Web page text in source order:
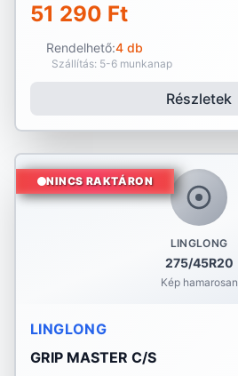
51 290 Ft
Rendelhető:4 db
Szállítás: 5-6 munkanap
Részletek
LINGLONG
275/45R20
Kép hamarosan
NINCS RAKTÁRON
LINGLONG
GRIP MASTER C/S